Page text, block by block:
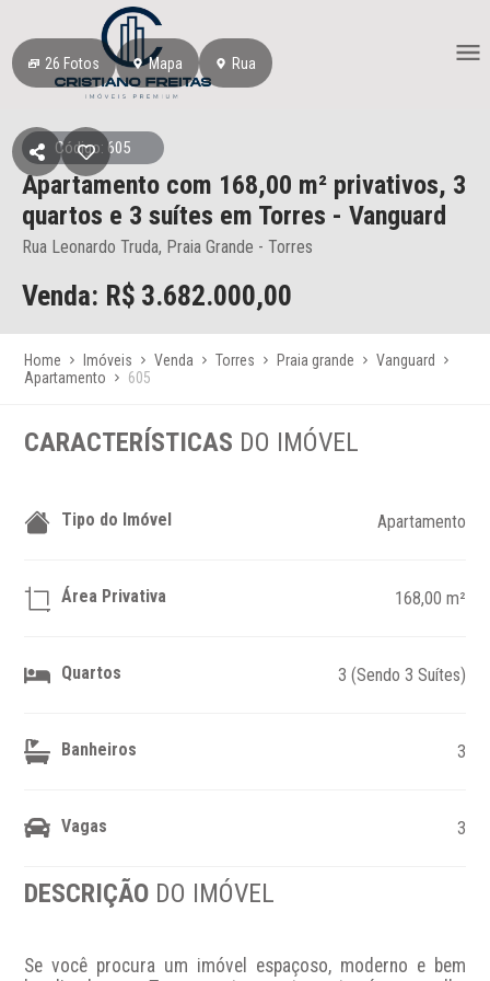
26 Fotos Mapa Rua
Código: 605
Apartamento com 168,00 m² privativos, 3
quartos e 3 suítes em Torres - Vanguard
Rua Leonardo Truda, Praia Grande - Torres
Venda: R$ 3.682.000,00
Home Imóveis Venda Torres Praia grande
Vanguard
Apartamento
605
CARACTERÍSTICAS DO IMÓVEL
Tipo do Imóvel Apartamento
Área Privativa 168,00 m²
Quartos 3 (Sendo 3 Suítes)
Banheiros 3
Vagas 3
DESCRIÇÃO DO IMÓVEL
Se você procura um imóvel espaçoso, moderno e bem